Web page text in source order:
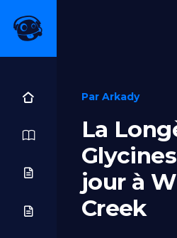
Par Arkady
La
jour à
Creek